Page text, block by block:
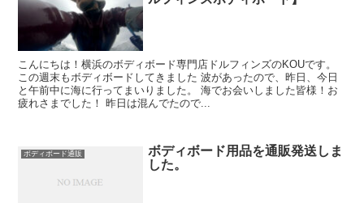
こんにちは！横浜のボディボード専門店ドルフィンズのKOUです。
この週末もボディボードしてきました 波があったので、昨日、今日
と午前中に海に行ってまいりました。 海でお会いしました皆様！お
疲れさまでした！ 昨日は混んでたので...
ボディボード通販
ボディボード用品を通販発送しま
した。